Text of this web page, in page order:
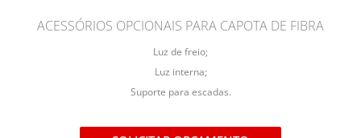
ACESSÓRIOS OPCIONAIS PARA CAPOTA DE FIBRA
Luz de freio;
Luz interna;
Suporte para escadas.